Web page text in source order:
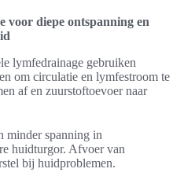
voor diepe ontspanning en
lymfedrainage gebruiken
om circulatie en lymfestroom te
af en zuurstoftoevoer naar
minder spanning in
huidturgor. Afvoer van
bij huidproblemen.